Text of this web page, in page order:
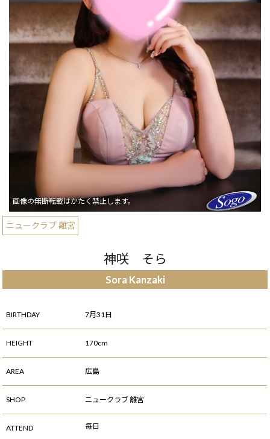
ニュークラブ 離宮
神咲 そら
Sora Kanzaki
BIRTHDAY 7月31日
HEIGHT 170cm
AREA 広島
SHOP ニュークラブ 離宮
ATTEND 毎日